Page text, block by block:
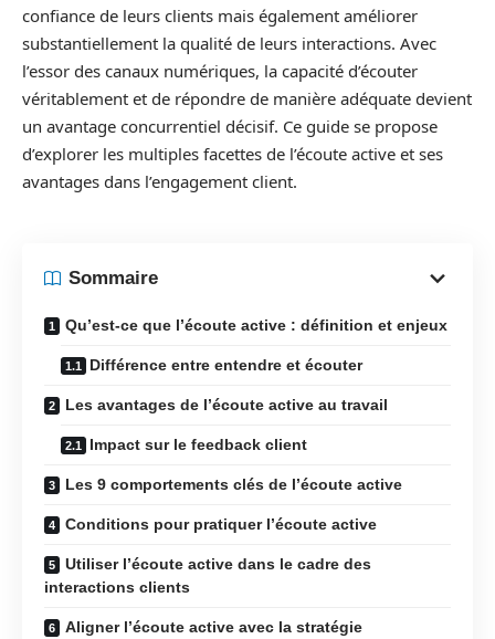
confiance de leurs clients mais également améliorer
substantiellement la qualité de leurs interactions. Avec
l’essor des canaux numériques, la capacité d’écouter
véritablement et de répondre de manière adéquate devient
un avantage concurrentiel décisif. Ce guide se propose
d’explorer les multiples facettes de l’écoute active et ses
avantages dans l’engagement client.
Sommaire
Qu’est-ce que l’écoute active : définition et enjeux
Différence entre entendre et écouter
Les avantages de l’écoute active au travail
Impact sur le feedback client
Les 9 comportements clés de l’écoute active
Conditions pour pratiquer l’écoute active
Utiliser l’écoute active dans le cadre des
interactions clients
Aligner l’écoute active avec la stratégie